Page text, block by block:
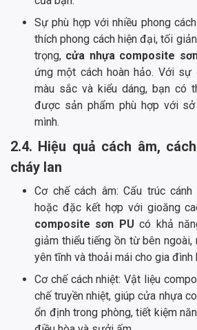
Sự phù hợp với nhiều phong
thích phong cách hiện đại, tối
trọng, cửa nhựa composite
ứng một cách hoàn hảo. Với sự
màu sắc và kiểu dáng, bạn có
được sản phẩm phù hợp với
mình.
2.4. Hiệu quả cách âm,
cháy lan
Cơ chế cách âm: Cấu trúc
hoặc đặc kết hợp với gioăng
composite sơn PU có khả
giảm thiểu tiếng ồn từ bên ngoài,
yên tĩnh và thoải mái cho gia đình
Cơ chế cách nhiệt: Vật liệu
chế truyền nhiệt, giúp cửa nhựa
ổn định trong phòng, tiết kiệm